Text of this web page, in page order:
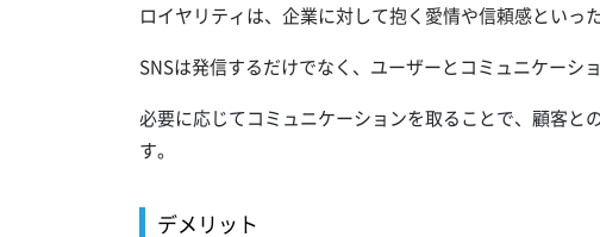
ロイヤリティは、企業に対して抱く愛情や信頼感といっ
SNSは発信するだけでなく、ユーザーとコミュニケーシ
必要に応じてコミュニケーションを取ることで、顧客と
す。
デメリット